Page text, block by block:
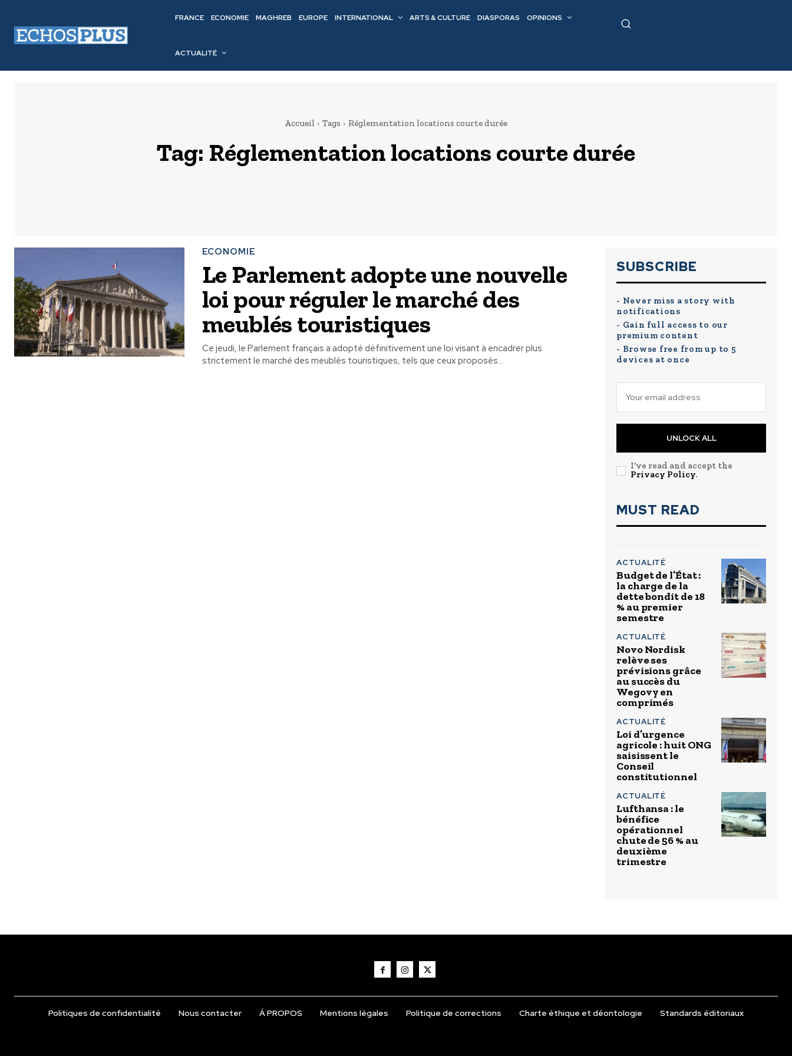
FRANCE ECONOMIE MAGHREB EUROPE INTERNATIONAL ARTS & CULTURE DIASPORAS OPINIONS
ACTUALITÉ
Accueil Tags Réglementation locations courte durée
Tag: Réglementation locations courte durée
ECONOMIE
Le Parlement adopte une nouvelle
loi pour réguler le marché des
meublés touristiques
Ce jeudi, le Parlement français a adopté définitivement une loi visant à encadrer plus
strictement le marché des meublés touristiques, tels que ceux proposés...
SUBSCRIBE
- Never miss a story with
notifications
- Gain full access to our
premium content
- Browse free from up to 5
devices at once
UNLOCK ALL
I've read and accept the
Privacy Policy.
MUST READ
ACTUALITÉ
Budget de l’État :
la charge de la
dette bondit de 18
% au premier
semestre
ACTUALITÉ
Novo Nordisk
relève ses
prévisions grâce
au succès du
Wegovy en
comprimés
ACTUALITÉ
Loi d’urgence
agricole : huit ONG
saisissent le
Conseil
constitutionnel
ACTUALITÉ
Lufthansa : le
bénéfice
opérationnel
chute de 56 % au
deuxième
trimestre
Politiques de confidentialité Nous contacter Á PROPOS Mentions légales Politique de corrections Charte éthique et déontologie Standards éditoriaux